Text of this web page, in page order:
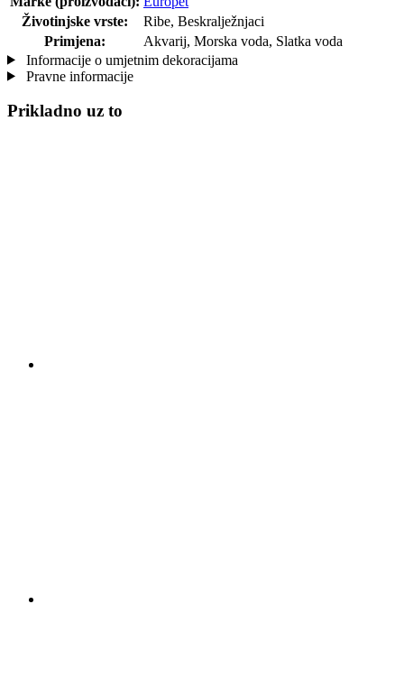
Životinjske vrste:
Ribe, Beskralježnjaci
Primjena:
Akvarij, Morska voda, Slatka voda
Informacije o umjetnim dekoracijama
Pravne informacije
Prikladno uz to